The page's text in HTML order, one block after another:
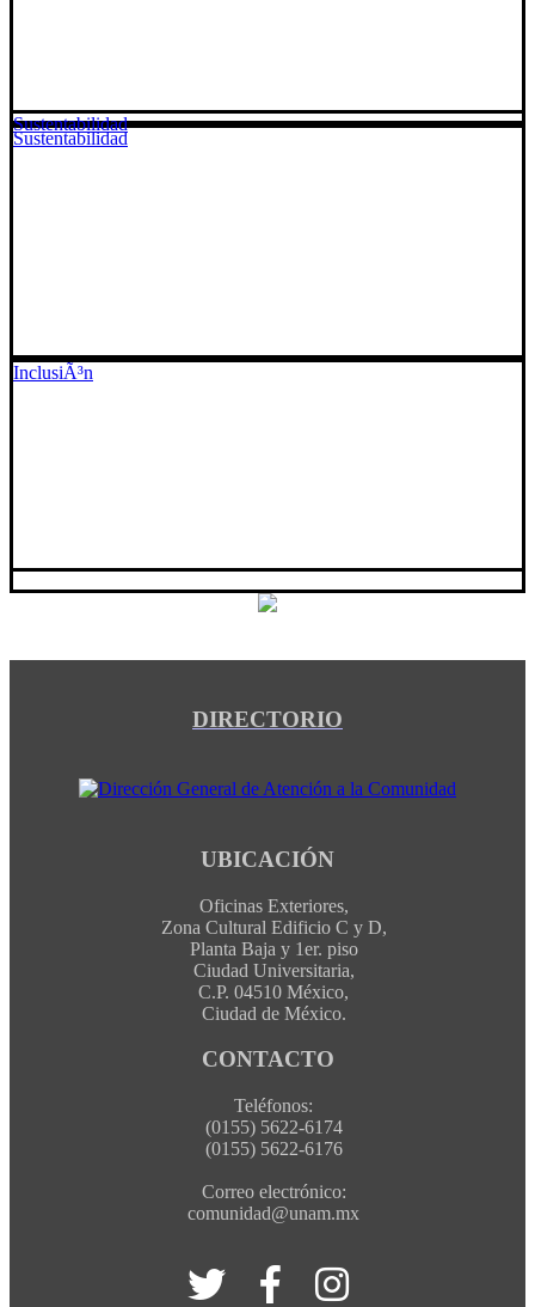
Sustentabilidad
InclusiÃ³n
Sustentabilidad
DIRECTORIO
UBICACIÓN
Oficinas Exteriores,
Zona Cultural Edificio C y D,
Planta Baja y 1er. piso
Ciudad Universitaria,
C.P. 04510 México,
Ciudad de México.
CONTACTO
Teléfonos:
(0155) 5622-6174
(0155) 5622-6176
Correo electrónico:
comunidad@unam.mx